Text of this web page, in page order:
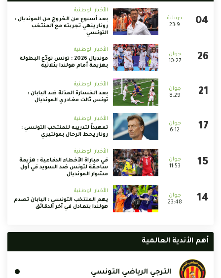
23:9
الأخبار الوطنية
بعد أسبوع من الخروج من المونديال :
رونار ينهي تجربته مع المنتخب
التونسي
10:27
الأخبار الوطنية
مونديال 2026 : تونس تودّع البطولة
بهزيمة أمام هولندا بثلاثية
8:29
الأخبار الوطنية
بعد الخسارة المذلة ضد اليابان :
تونس ثالث مغادري المونديال
6:12
الأخبار الوطنية
تمهيداً لتدريبه للمنتخب التونسي :
رونار يحط الرحال بمونتيري
11:53
الأخبار الوطنية
في مباراة الأخطاء الدفاعية : هزيمة
ساحقة لتونس ضد السويد في أول
مشوار المونديال
23:48
الأخبار الوطنية
يهم المنتخب التونسي : اليابان تصدم
هولندا بتعادل في آخر الدقائق
أهم الأندية العالمية
الترجي الرياضي التونسي